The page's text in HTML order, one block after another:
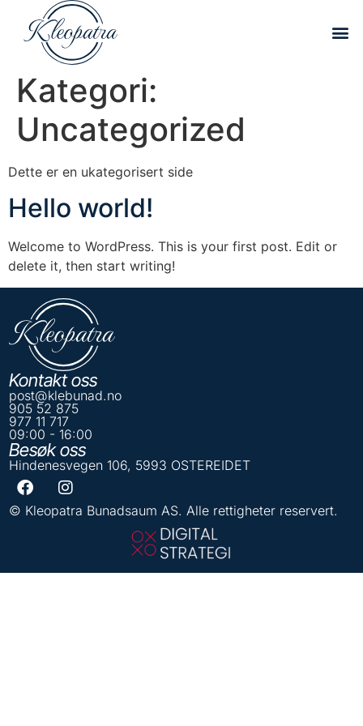
Kategori:
Uncategorized
Dette er en ukategorisert side
Hello world!
Welcome to WordPress. This is your first post. Edit or
delete it, then start writing!
Kontakt oss
post@klebunad.no
905 52 875
977 11 717
09:00 - 16:00
Besøk oss
Hindenesvegen 106, 5993 OSTEREIDET
© Kleopatra Bunadsaum AS. Alle rettigheter reservert.